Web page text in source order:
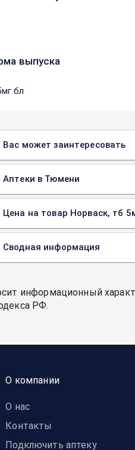
выпуска
бл
Вас может заинтересовать
Аптеки в Тюмени
Цена на товар Норваск, тб
Сводная информация
информационный
РФ.
О компании
О нас
Контакты
Подключить аптеку